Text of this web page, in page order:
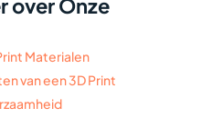
over Onze
Materialen
van een 3D Print